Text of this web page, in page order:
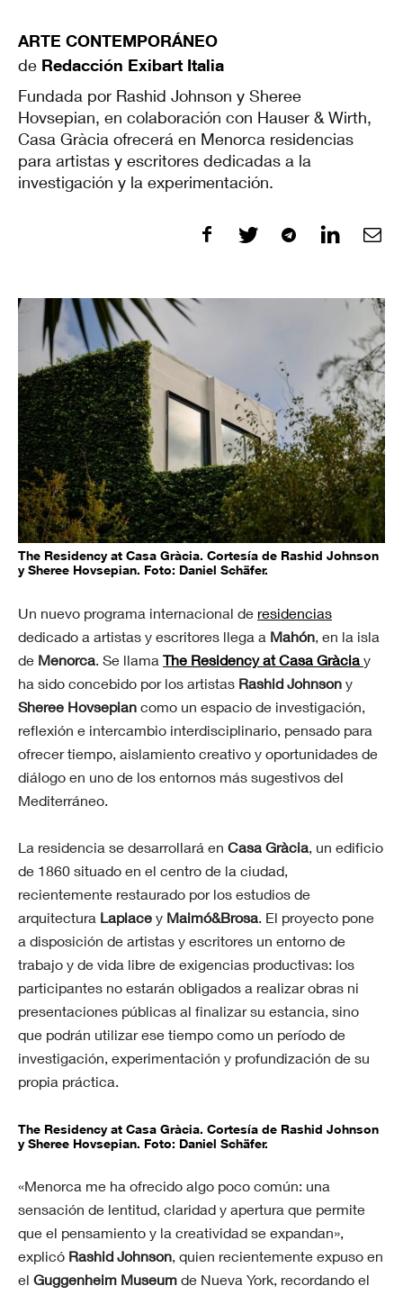
ARTE CONTEMPORÁNEO
de Redacción Exibart Italia
Fundada por Rashid Johnson y Sheree
Hovsepian, en colaboración con Hauser & Wirth,
Casa Gràcia ofrecerá en Menorca residencias
para artistas y escritores dedicadas a la
investigación y la experimentación.
The Residency at Casa Gràcia. Cortesía de Rashid Johnson
y Sheree Hovsepian. Foto: Daniel Schäfer.
Un nuevo programa internacional de residencias
dedicado a artistas y escritores llega a Mahón, en la isla
de Menorca. Se llama The Residency at Casa Gràcia y
ha sido concebido por los artistas Rashid Johnson y
Sheree Hovsepian como un espacio de investigación,
reflexión e intercambio interdisciplinario, pensado para
ofrecer tiempo, aislamiento creativo y oportunidades de
diálogo en uno de los entornos más sugestivos del
Mediterráneo.
La residencia se desarrollará en Casa Gràcia, un edificio
de 1860 situado en el centro de la ciudad,
recientemente restaurado por los estudios de
arquitectura Laplace y Maimó&Brosa. El proyecto pone
a disposición de artistas y escritores un entorno de
trabajo y de vida libre de exigencias productivas: los
participantes no estarán obligados a realizar obras ni
presentaciones públicas al finalizar su estancia, sino
que podrán utilizar ese tiempo como un período de
investigación, experimentación y profundización de su
propia práctica.
The Residency at Casa Gràcia. Cortesía de Rashid Johnson
y Sheree Hovsepian. Foto: Daniel Schäfer.
«Menorca me ha ofrecido algo poco común: una
sensación de lentitud, claridad y apertura que permite
que el pensamiento y la creatividad se expandan»,
explicó Rashid Johnson, quien recientemente expuso en
el Guggenheim Museum de Nueva York, recordando el